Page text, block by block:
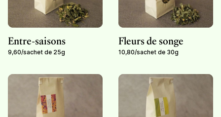
Entre-saisons
sachet de 25g
/
9,60
Fleurs de songe
sachet de 30g
/
10,80